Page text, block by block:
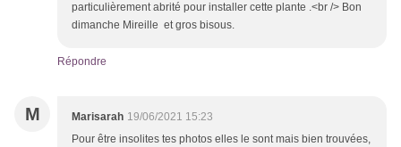
particulièrement abrité pour installer cette plante .<br /> Bon
dimanche Mireille et gros bisous.
Répondre
M Marisarah 19/06/2021 15:23
Pour être insolites tes photos elles le sont mais bien trouvées,